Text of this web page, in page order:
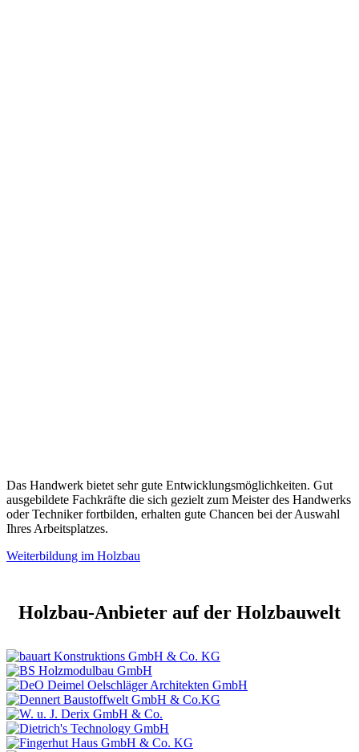
Das Handwerk bietet sehr gute Entwicklungsmöglichkeiten. Gut
ausgebildete Fachkräfte die sich gezielt zum Meister des Handwerks
oder Techniker fortbilden, erhalten gute Chancen bei der Auswahl
Ihres Arbeitsplatzes.
Weiterbildung im Holzbau
Holzbau-Anbieter auf der Holzbauwelt